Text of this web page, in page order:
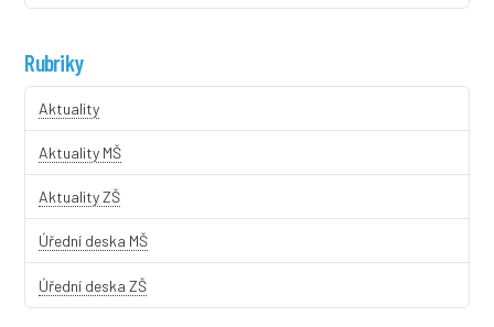
Rubriky
Aktuality
Aktuality MŠ
Aktuality ZŠ
Úřední deska MŠ
Úřední deska ZŠ